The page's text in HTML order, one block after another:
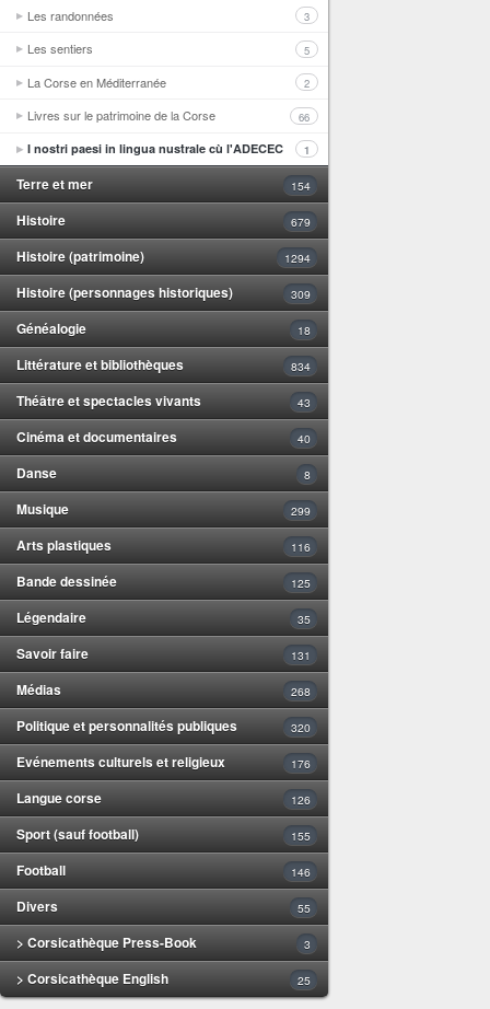
Les randonnées 3
Les sentiers 5
La Corse en Méditerranée 2
Livres sur le patrimoine de la Corse 66
I nostri paesi in lingua nustrale cù l'ADECEC 1
Terre et mer 154
Histoire 679
Histoire (patrimoine) 1294
Histoire (personnages historiques) 309
Généalogie 18
Littérature et bibliothèques 834
Théâtre et spectacles vivants 43
Cinéma et documentaires 40
Danse 8
Musique 299
Arts plastiques 116
Bande dessinée 125
Légendaire 35
Savoir faire 131
Médias 268
Politique et personnalités publiques 320
Evénements culturels et religieux 176
Langue corse 126
Sport (sauf football) 155
Football 146
Divers 55
> Corsicathèque Press-Book 3
> Corsicathèque English 25